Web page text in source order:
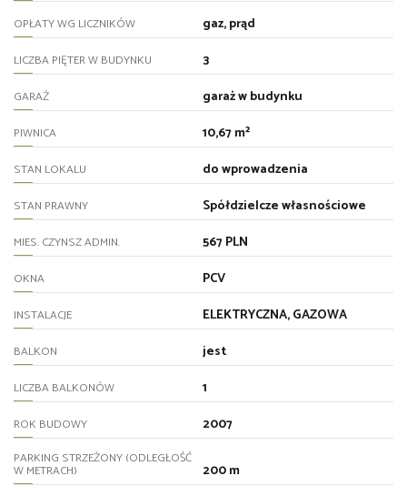
OPŁATY WG LICZNIKÓW gaz, prąd
LICZBA PIĘTER W BUDYNKU 3
GARAŻ garaż w budynku
PIWNICA 10,67 m²
STAN LOKALU do wprowadzenia
STAN PRAWNY Spółdzielcze własnościowe
MIES. CZYNSZ ADMIN. 567 PLN
OKNA PCV
INSTALACJE ELEKTRYCZNA, GAZOWA
BALKON jest
LICZBA BALKONÓW 1
ROK BUDOWY 2007
PARKING STRZEŻONY (ODLEGŁOŚĆ
W METRACH) 200 m